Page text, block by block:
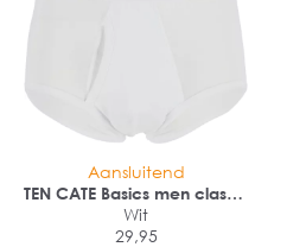
Aansluitend
TEN CATE Basics men classic
slip met gulp (2-pack)
Wit
29,95